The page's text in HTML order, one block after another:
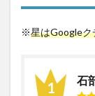
自動
車学
2.2
2．京
※星はGoogle
石